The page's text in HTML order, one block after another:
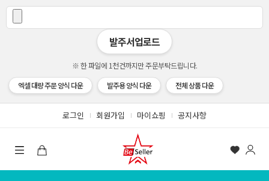
발주서업로드
※ 한 파일에 1천건까지만 주문부탁드립니다.
엑셀 대량 주문 양식 다운
발주용 양식 다운 전체 상품 다운
로그인 회원가입 마이쇼핑 공지사항